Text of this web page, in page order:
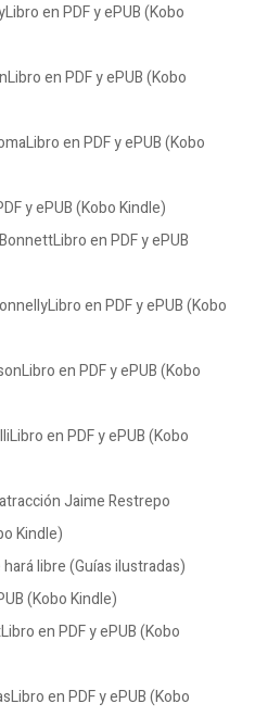
en PDF y ePUB (Kobo
en PDF y ePUB (Kobo
en PDF y ePUB (Kobo
y ePUB (Kobo Kindle)
en PDF y ePUB
en PDF y ePUB (Kobo
en PDF y ePUB (Kobo
en PDF y ePUB (Kobo
Jaime Restrepo
Kindle)
libre (Guías ilustradas)
(Kobo Kindle)
en PDF y ePUB (Kobo
en PDF y ePUB (Kobo